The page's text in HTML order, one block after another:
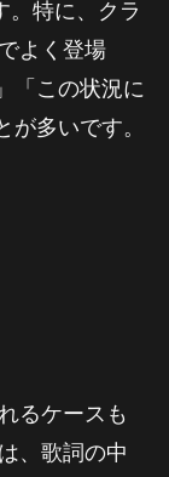
。特に、クラ
よく登場
「この状況に
多いです。
るケースも
、歌詞の中